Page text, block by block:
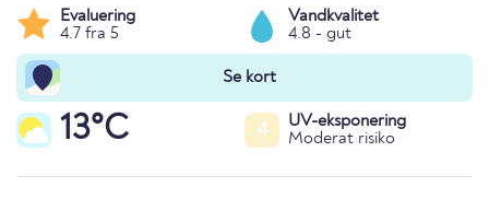
Evaluering
4.7 fra 5
Vandkvalitet
4.8 - gut
Se kort
13°C 4
UV-eksponering
Moderat risiko